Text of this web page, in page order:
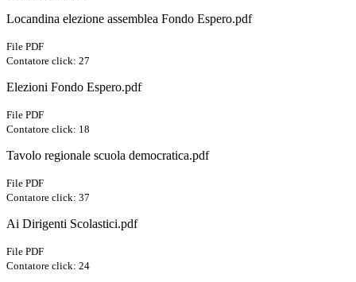
Locandina elezione assemblea Fondo Espero.pdf
File PDF
Contatore click: 27
Elezioni Fondo Espero.pdf
File PDF
Contatore click: 18
Tavolo regionale scuola democratica.pdf
File PDF
Contatore click: 37
Ai Dirigenti Scolastici.pdf
File PDF
Contatore click: 24